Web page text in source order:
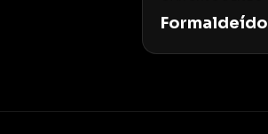
Formaldeído